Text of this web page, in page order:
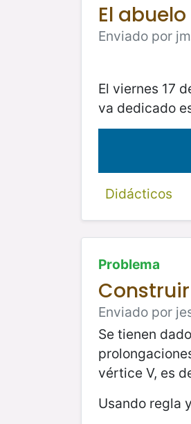
El
Enviado por
El viernes 17
va dedicado
Didácticos
Problema
Enviado por
Se tienen
vértice V, es
Usando regla